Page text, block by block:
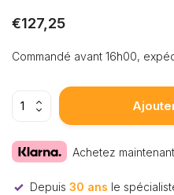
€127,25
Commandé avant 16h00,
Achetez
Depuis 30 ans le